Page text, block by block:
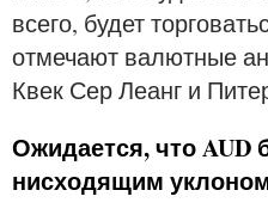
всего, будет
отмечают валютные
Квек Сер Леанг и
Ожидается, что AUD
нисходящим